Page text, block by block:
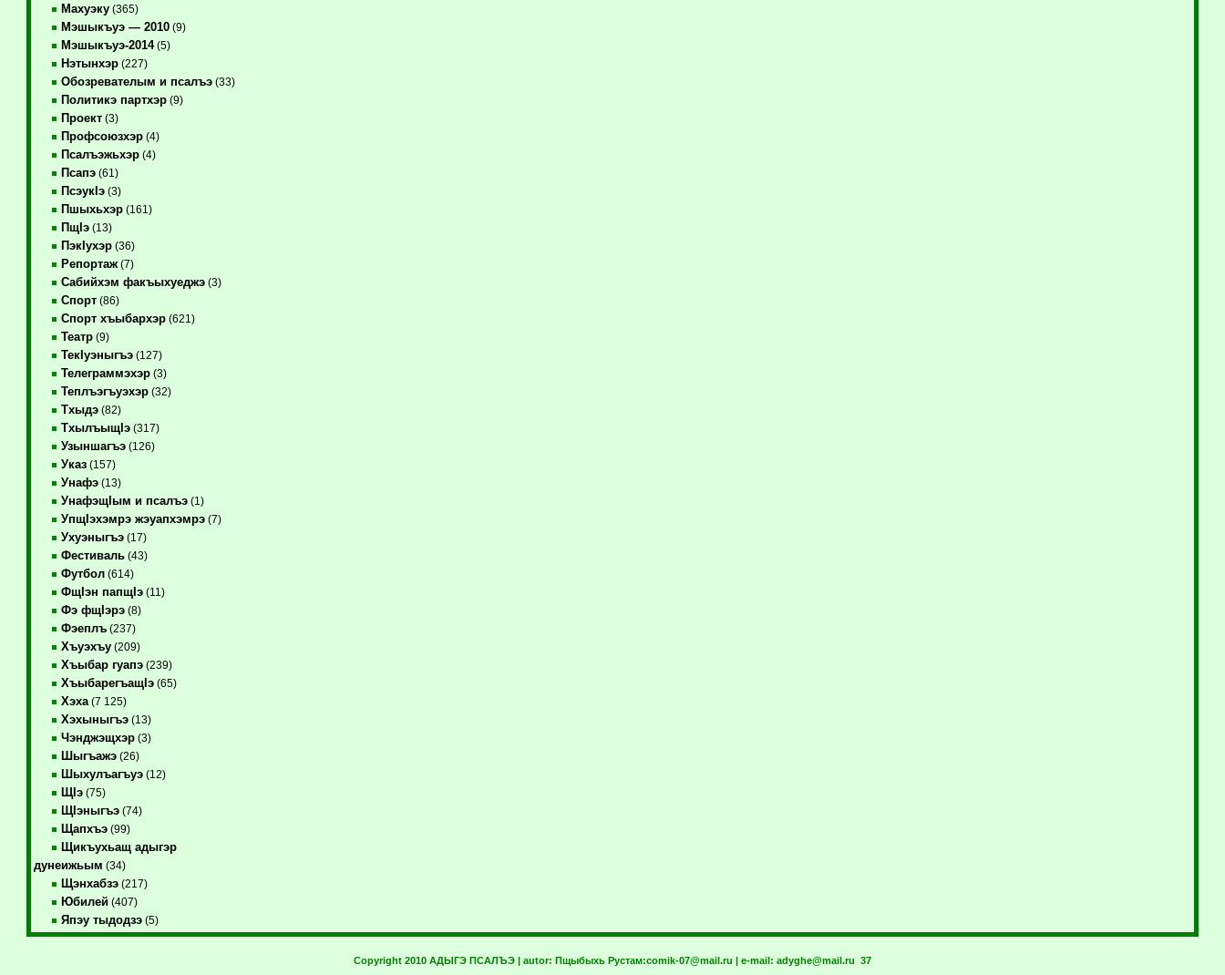
Махуэку(365)
Мэшыкъуэ — 2010(9)
Мэшыкъуэ-2014(5)
Нэтынхэр(227)
Обозревателым и псалъэ(33)
Политикэ партхэр(9)
Проект(3)
Профсоюзхэр(4)
Псалъэжьхэр(4)
Псапэ(61)
ПсэукIэ(3)
Пшыхьхэр(161)
ПщIэ(13)
ПэкIухэр(36)
Репортаж(7)
Сабийхэм факъыхуеджэ(3)
Спорт(86)
Спорт хъыбархэр(621)
Театр(9)
ТекIуэныгъэ(127)
Телеграммэхэр(3)
Теплъэгъуэхэр(32)
Тхыдэ(82)
ТхылъыщIэ(317)
Узыншагъэ(126)
Указ(157)
Унафэ(13)
УнафэщIым и псалъэ(1)
УпщIэхэмрэ жэуапхэмрэ(7)
Ухуэныгъэ(17)
Фестиваль(43)
Футбол(614)
ФщIэн папщIэ(11)
Фэ фщIэрэ(8)
Фэеплъ(237)
Хъуэхъу(209)
Хъыбар гуапэ(239)
ХъыбарегъащIэ(65)
Хэха(7 125)
Хэхыныгъэ(13)
Чэнджэщхэр(3)
Шыгъажэ(26)
Шыхулъагъуэ(12)
ЩIэ(75)
ЩIэныгъэ(74)
Щапхъэ(99)
Щикъухьащ адыгэр
дунеижьым (34)
Щэнхабзэ(217)
Юбилей(407)
Япэу тыдодзэ(5)
Copyright 2010 АДЫГЭ ПСАЛЪЭ | autor: Пщыбыхь Рустам:comik-07@mail.ru | e-mail: adyghe@mail.ru 37